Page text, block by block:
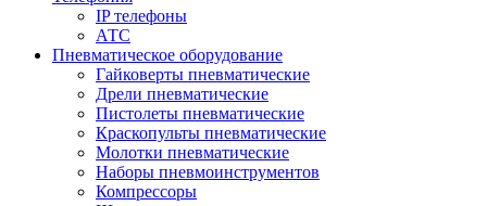
IP телефоны
АТС
Пневматическое оборудование
Гайковерты пневматические
Дрели пневматические
Пистолеты пневматические
Краскопульты пневматические
Молотки пневматические
Наборы пневмоинструментов
Компрессоры